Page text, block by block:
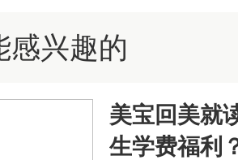
感兴趣的
美宝回美就
生学费福利